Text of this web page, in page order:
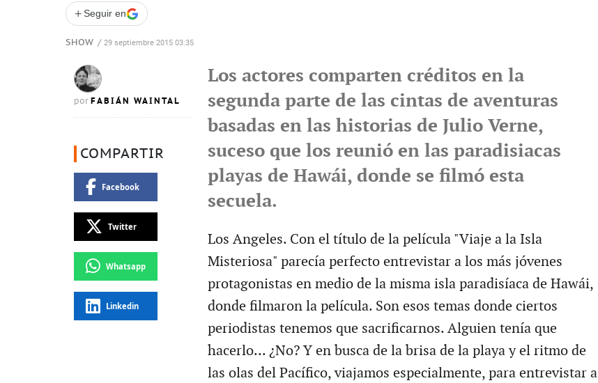
+ Seguir en
SHOW / 29 septiembre 2015 03:35
por FABIÁN WAINTAL
COMPARTIR
Facebook
Twitter
Whatsapp
Linkedin
Los actores comparten créditos en la
segunda parte de las cintas de aventuras
basadas en las historias de Julio Verne,
suceso que los reunió en las paradisiacas
playas de Hawái, donde se filmó esta
secuela.
Los Angeles. Con el título de la película "Viaje a la Isla
Misteriosa" parecía perfecto entrevistar a los más jóvenes
protagonistas en medio de la misma isla paradisíaca de Hawái,
donde filmaron la película. Son esos temas donde ciertos
periodistas tenemos que sacrificarnos. Alguien tenía que
hacerlo... ¿No? Y en busca de la brisa de la playa y el ritmo de
las olas del Pacífico, viajamos especialmente, para entrevistar a